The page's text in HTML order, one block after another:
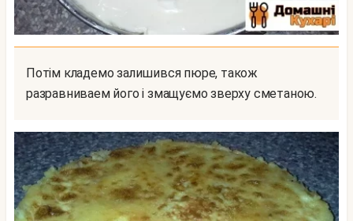
Потім кладемо залишився пюре, також
разравниваем його і змащуємо зверху сметаною.